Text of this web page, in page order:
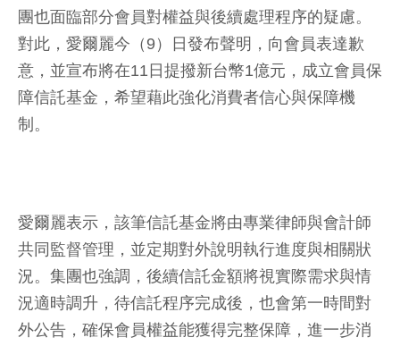
團也面臨部分會員對權益與後續處理程序的疑慮。
對此，愛爾麗今（9）日發布聲明，向會員表達歉
意，並宣布將在11日提撥新台幣1億元，成立會員保
障信託基金，希望藉此強化消費者信心與保障機
制。
愛爾麗表示，該筆信託基金將由專業律師與會計師
共同監督管理，並定期對外說明執行進度與相關狀
況。集團也強調，後續信託金額將視實際需求與情
況適時調升，待信託程序完成後，也會第一時間對
外公告，確保會員權益能獲得完整保障，進一步消